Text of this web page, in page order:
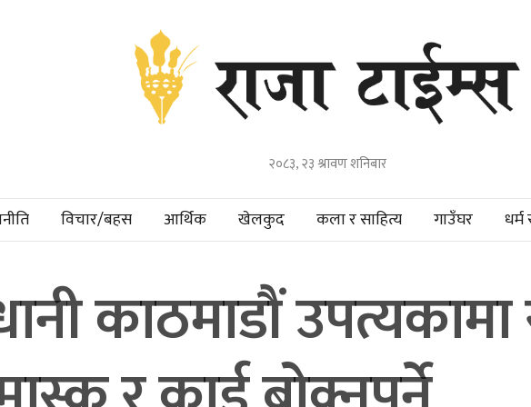
२०८३, २३ श्रावण शनिबार
विचार/बहस आर्थिक खेलकुद कला र साहित्य गाउँघर
काठमाडौं उपत्यकामा